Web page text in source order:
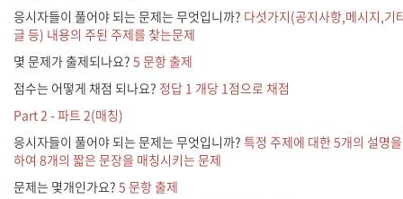
응시자들이 풀어야 되는 문제는 무엇입니까? 다섯가지(공지사항,메시지,기
글 등) 내용의 주된 주제를 찾는문제
몇 문제가 출제되나요? 5 문항 출제
점수는 어떻게 채점 되나요? 정답 1 개당 1점으로 채점
Part 2 - 파트 2(매칭)
응시자들이 풀어야 되는 문제는 무엇입니까? 특정 주제에 대한 5개의 설명
하여 8개의 짧은 문장을 매칭시키는 문제
문제는 몇개인가요? 5 문항 출제